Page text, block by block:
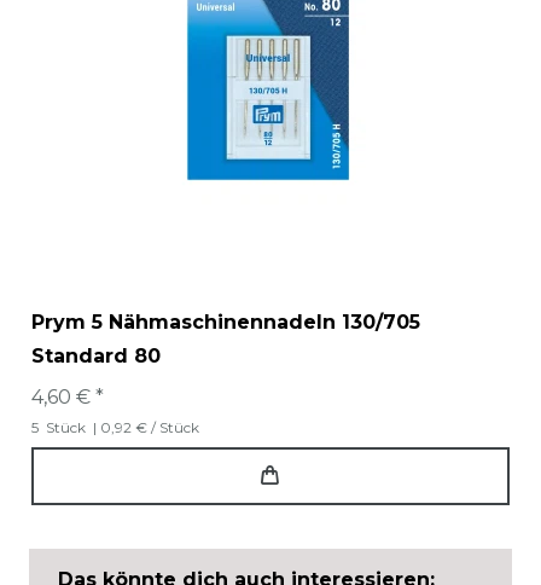
Prym 5 Nähmaschinennadeln 130/705
Standard 80
4,60 € *
5 Stück | 0,92 € / Stück
Das könnte dich auch interessieren: